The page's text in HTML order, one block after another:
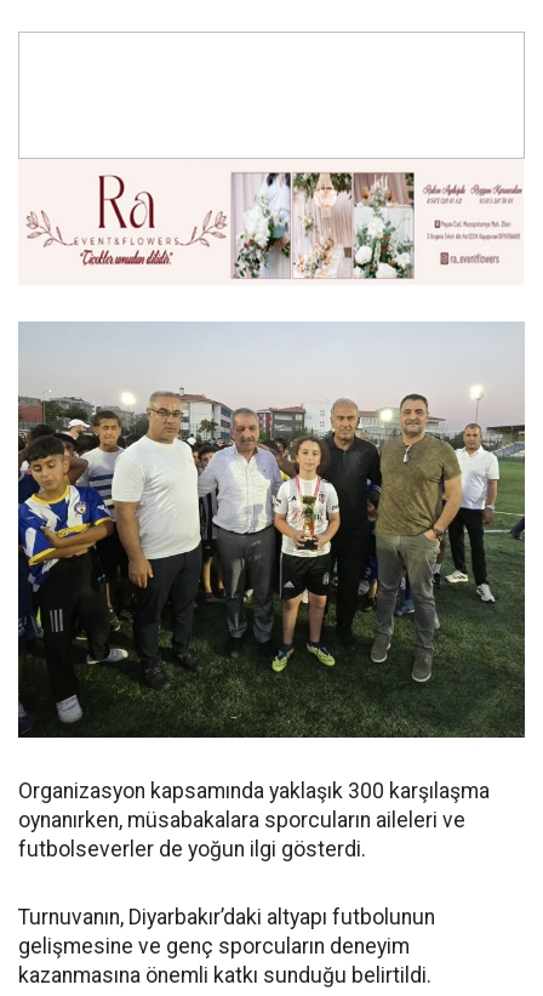
Organizasyon kapsamında yaklaşık 300 karşılaşma
oynanırken, müsabakalara sporcuların aileleri ve
futbolseverler de yoğun ilgi gösterdi.
Turnuvanın, Diyarbakır’daki altyapı futbolunun
gelişmesine ve genç sporcuların deneyim
kazanmasına önemli katkı sunduğu belirtildi.